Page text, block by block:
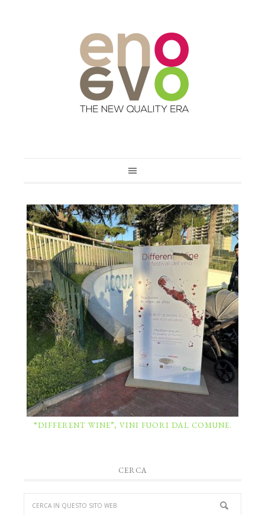
“DIFFERENT WINE”, VINI FUORI DAL COMUNE.
CERCA